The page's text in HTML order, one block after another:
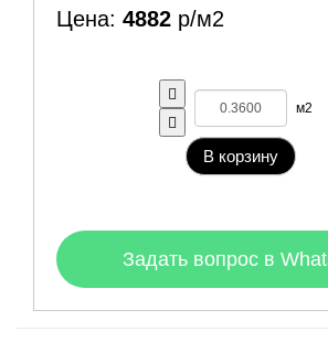
Цена: 4882 р/м2
м2
В корзину
Задать вопрос в